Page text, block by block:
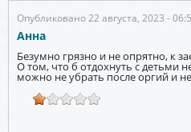
Опубликовано 22 августа, 2023 -
Анна
Безумно грязно и не опрятно, к
О том, что б отдохнуть с детьми
можно не убрать после оргий и